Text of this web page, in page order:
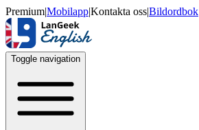
Premium|Mobilapp|Kontakta oss|Bildordbok
Toggle navigation